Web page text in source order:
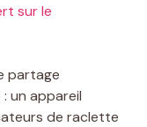
sur le
partage
un appareil
de raclette